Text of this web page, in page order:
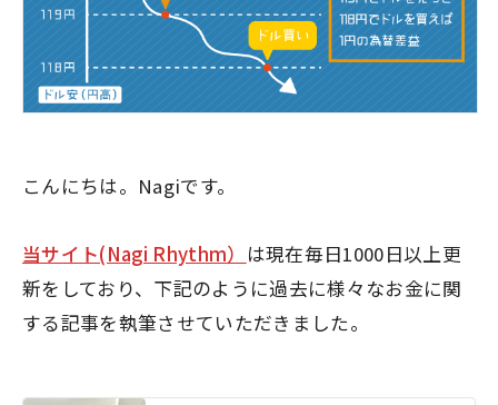
こんにちは。Nagiです。
当サイト(Nagi Rhythm） は現在毎日1000日以上更
新をしており、下記のように過去に様々なお金に関
する記事を執筆させていただきました。